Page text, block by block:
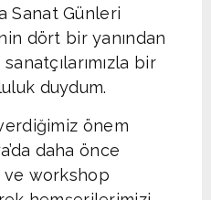
Sanat Günleri
dört bir yanından
bir
duydum.
önem
daha önce
ve workshop